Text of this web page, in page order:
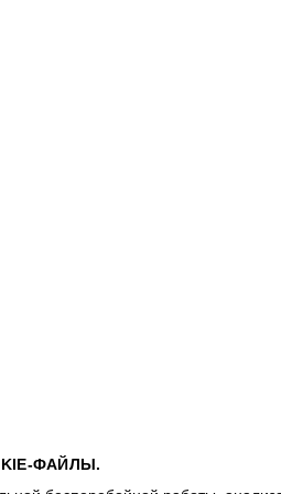
ФАЙЛЫ.